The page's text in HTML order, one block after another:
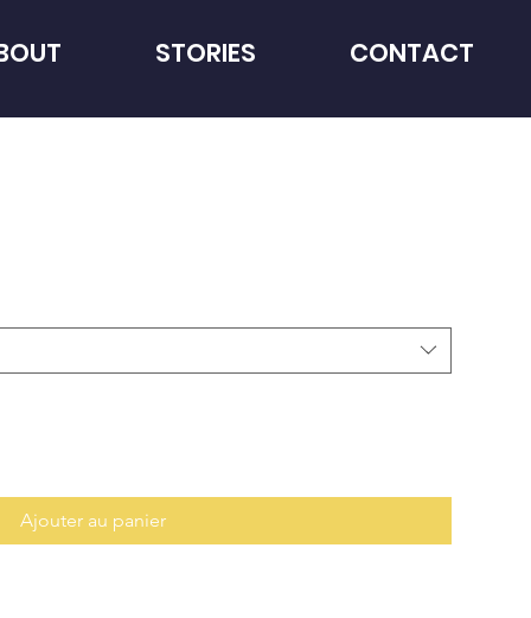
STORIES CONTACT
Ajouter au panier